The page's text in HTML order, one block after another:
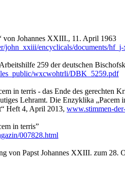
von Johannes XXIII., 11. April 1963
john_xxiii/encyclicals/documents/
259 der deutschen
wxcwohtrli/DBK_5259.pdf
in terris - das Ende des gerechten
Lehramt. Die Enzyklika „Pacem
Heft 4, April 2013, www.stimmen-
in terris”
007828.html
von Papst Johannes XXIII. zum 28.